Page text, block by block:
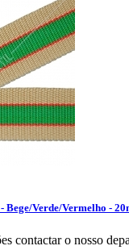
Bege/Verde/Vermelho -
contactar o nosso